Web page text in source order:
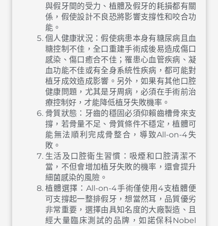
與假牙間的受力、植體及假牙的耗損都有關
係，假使設計不良恐將影響支撐性和咬合功
能。
個人健康狀況：假使病患本身有糖尿病且血
糖控制不佳，全口重建手術成後易造成傷口
感染、傷口癒合不佳；罹患心血管疾病、凝
血功能不佳或有全身系統性疾病，都可能對
植牙成效造成影響。另外，如果有其他口腔
健康問題，尤其是牙周病，必須在手術前治
療控制好，才能降低植牙失敗機率。
骨質狀態：牙齒的穩固必須仰賴齒槽骨來支
撐，若骨量不足、骨質條件不穩定，植體可
能無法順利完成骨整合，導致All-on-4失
敗。
生活及口腔衛生習慣：吸煙和口腔清潔不
當，不但會增加植牙失敗的機率，還會提升
細菌感染的風險。
植體選擇：All-on-4手術僅使用4支植體便
可支撐起一整排假牙，想當然耳，品質優劣
非常重要，選擇由具知名度的大廠製造、且
經大量臨床測試的品牌，如諾保科Nobel